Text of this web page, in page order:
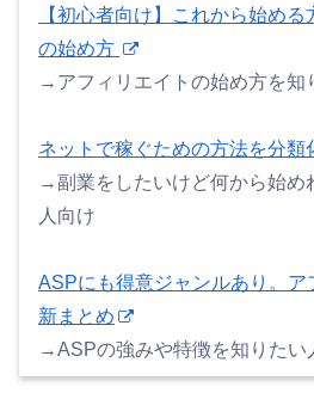
【初心者向け】これから始め
の始め方
→アフィリエイトの始め方を知
ネットで稼ぐための方法を分類
→副業をしたいけど何から始め
人向け
ASPにも得意ジャンルあり。
新まとめ
→ASPの強みや特徴を知りたい